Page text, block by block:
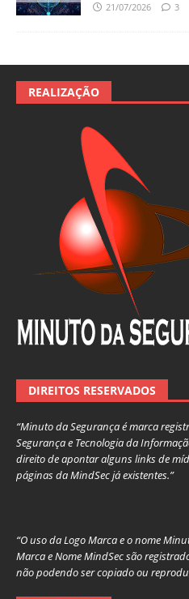
21/07/2026 3
REALIZAÇÃO
DIREITOS RESERVADOS
“Minuto da Segurança é marca
Segurança e Tecnologia da
direito de apontar alguns links de
páginas da MindSec já existentes.”
“O uso da Logo Marca e o nome
Marca e Nome MindSec são
não podendo ser copiado ou